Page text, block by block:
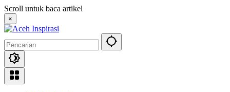
Langsung
ke
konten
Scroll untuk baca artikel
×